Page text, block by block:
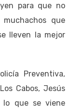
para que no
que
lleven la mejor
Preventiva,
Cabos, Jesús
lo que se viene